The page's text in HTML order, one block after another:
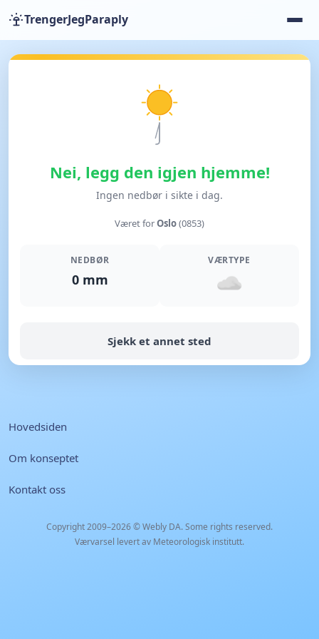
TrengerJegParaply
Nei, legg den igjen hjemme!
Ingen nedbør i sikte i dag.
Været forOslo(0853)
NEDBØR
0 mm
VÆRTYPE
Sjekk et annet sted
Hovedsiden
Om konseptet
Kontakt oss
Copyright 2009–2026 ©Webly DA. Some rights reserved.
Værvarsel levert av Meteorologisk institutt.